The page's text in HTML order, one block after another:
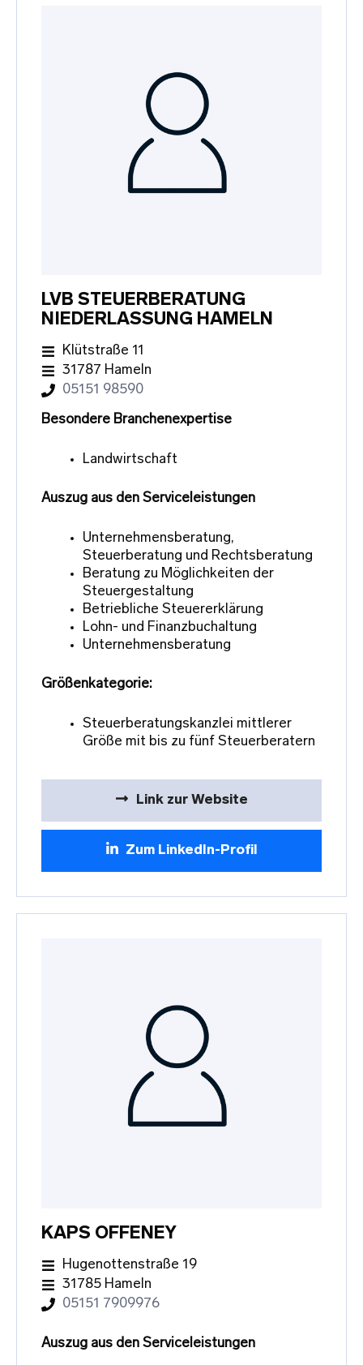
LVB STEUERBERATUNG
NIEDERLASSUNG HAMELN
Klütstraße 11
31787 Hameln
05151 98590
Besondere Branchenexpertise
Landwirtschaft
Auszug aus den Serviceleistungen
Unternehmensberatung,
Steuerberatung und Rechtsberatung
Beratung zu Möglichkeiten der
Steuergestaltung
Betriebliche Steuererklärung
Lohn- und Finanzbuchaltung
Unternehmensberatung
Größenkategorie:
Steuerberatungskanzlei mittlerer
Größe mit bis zu fünf Steuerberatern
Link zur Website
Zum LinkedIn-Profil
KAPS OFFENEY
Hugenottenstraße 19
31785 Hameln
05151 7909976
Auszug aus den Serviceleistungen